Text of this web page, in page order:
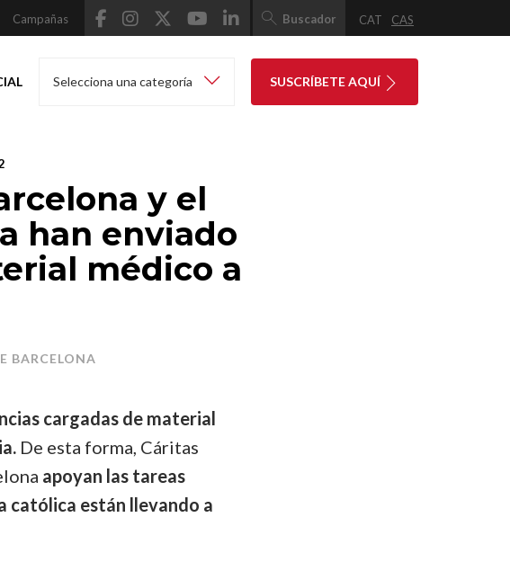
Campañas Buscador CAT CAS
Selecciona una categoría SUSCRÍBETE AQUÍ
y el
han enviado
médico a
BARCELONA
cargadas de material
De esta forma, Cáritas
apoyan las tareas
católica están llevando a